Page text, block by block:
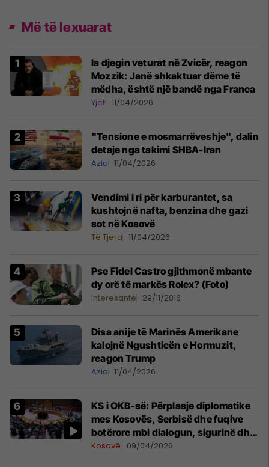
Më të lexuarat
Ia djegin veturat në Zvicër, reagon
Mozzik: Janë shkaktuar dëme të
mëdha, është një bandë nga Franca
Yjet 11/04/2026
"Tensione e mosmarrëveshje", dalin
detaje nga takimi SHBA-Iran
Azia 11/04/2026
Vendimi i ri për karburantet, sa
kushtojnë nafta, benzina dhe gazi
sot në Kosovë
Të Tjera 11/04/2026
Pse Fidel Castro gjithmonë mbante
dy orë të markës Rolex? (Foto)
Interesante 29/11/2016
Disa anije të Marinës Amerikane
kalojnë Ngushticën e Hormuzit,
reagon Trump
Azia 11/04/2026
KS i OKB-së: Përplasje diplomatike
mes Kosovës, Serbisë dhe fuqive
botërore mbi dialogun, sigurinë dhe
UNMIK-un
Kosovë 09/04/2026